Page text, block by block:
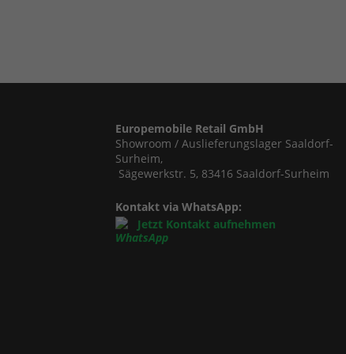
Europemobile Retail GmbH
Showroom / Auslieferungslager Saaldorf-
Surheim,
Sägewerkstr. 5, 83416 Saaldorf-Surheim
Kontakt via WhatsApp:
Jetzt Kontakt aufnehmen